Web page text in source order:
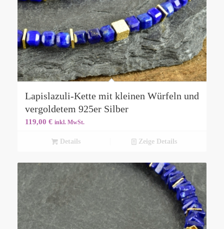
Lapislazuli-Kette mit kleinen Würfeln und
vergoldetem 925er Silber
119,00 € inkl. MwSt.
Details Zeige Details